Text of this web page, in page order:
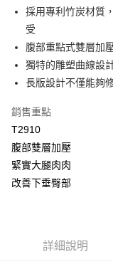
Apple Pay
街口支付
悠遊付
全盈+PAY
大哥付你分期
相關說明
【大哥付你分期使用說明
1.本服務由台灣大哥大提
2.付款方式選擇「大哥付
流程，驗證手機門號後，
法說明評估內容。
【關於「AFTEE先享後付
２．便利：只要手機號
會員帳號後，即可在購
ATM付款
採用專利竹炭材質
受
腹部重點式雙層加
獨特的雕塑曲線設
長版設計不僅能夠
銷售重點
T2910
腹部雙層加壓
緊實大腿肉肉
改善下垂臀部
詳細說明